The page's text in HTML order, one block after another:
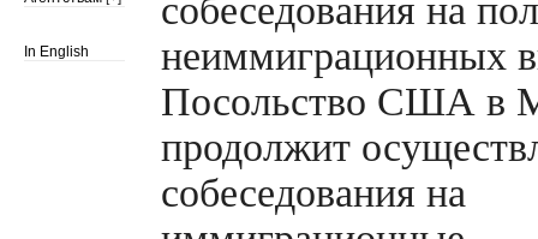
In English
собеседования на
неиммиграционных
Посольство США в
продолжит
собеседования на